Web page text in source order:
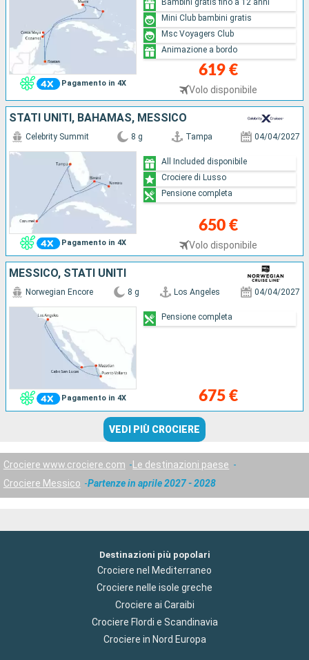
Pagamento in 4X
619 €
Volo disponibile
Bambini gratis fino a 12 anni
Mini Club bambini gratis
Msc Voyagers Club
Animazione a bordo
STATI UNITI, BAHAMAS, MESSICO
Pagamento in 4X
Celebrity Summit 8 g Tampa 04/04/2027
650 €
Volo disponibile
All Included disponibile
Crociere di Lusso
Pensione completa
MESSICO, STATI UNITI
Pagamento in 4X
Norwegian Encore 8 g Los Angeles 04/04/2027
675 €
Pensione completa
VEDI PIÙ CROCIERE
Crociere www.crociere.com
Le destinazioni paese
Crociere Messico
Partenze in aprile 2027 - 2028
Destinazioni più popolari
Crociere nel Mediterraneo
Crociere nelle isole greche
Crociere ai Caraibi
Crociere Flordi e Scandinavia
Crociere in Nord Europa